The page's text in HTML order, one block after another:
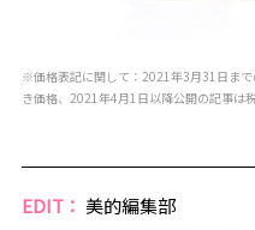
※価格表記に関して：2021年3月31日ま
き価格、2021年4月1日以降公開の記事は
EDIT： 美的編集部